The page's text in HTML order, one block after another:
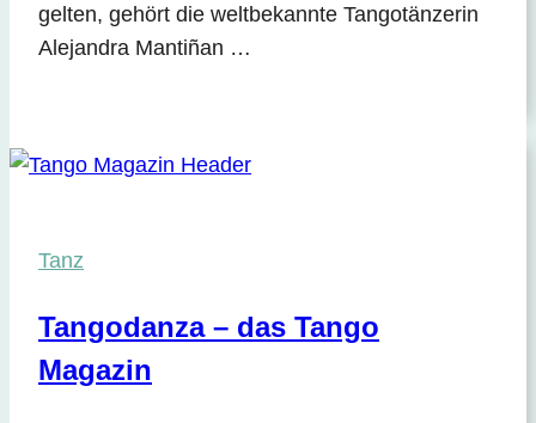
gelten, gehört die weltbekannte Tangotänzerin
Alejandra Mantiñan …
Tanz
Tangodanza – das Tango
Magazin